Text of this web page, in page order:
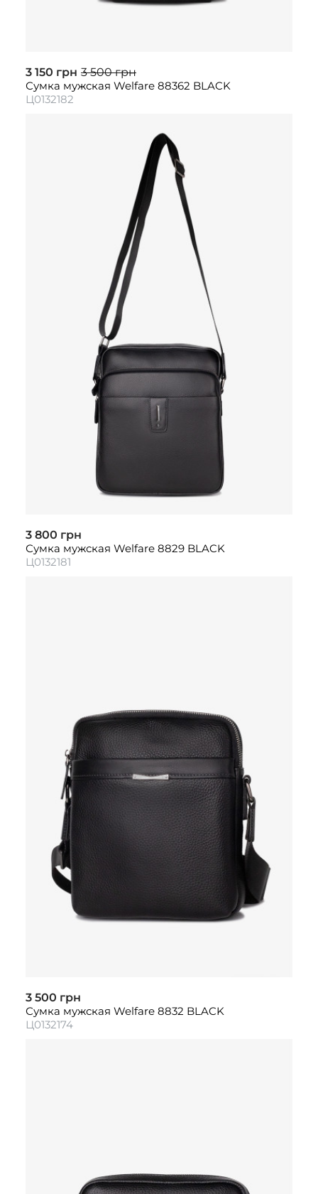
3 150 грн 3 500 грн
Сумка мужская Welfare 88362 BLACK
Ц0132182
3 800 грн
Сумка мужская Welfare 8829 BLACK
Ц0132181
3 500 грн
Сумка мужская Welfare 8832 BLACK
Ц0132174